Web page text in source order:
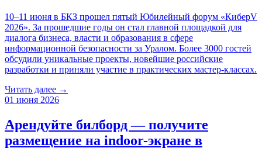
10–11 июня в БКЗ прошел пятый Юбилейный форум «КиберV
2026». За прошедшие годы он стал главной площадкой для
диалога бизнеса, власти и образования в сфере
информационной безопасности за Уралом. Более 3000 гостей
обсудили уникальные проекты, новейшие российские
разработки и приняли участие в практических мастер-классах.
Читать далее →
01 июня 2026
Арендуйте билборд — получите
размещение на indoor-экране в